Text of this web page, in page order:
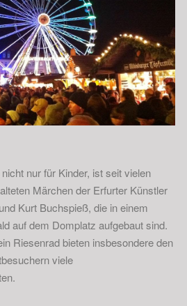
nur für Kinder, ist seit vielen
Märchen der Erfurter Künstler
Kurt Buchspieß, die in einem
auf dem Domplatz aufgebaut sind.
Riesenrad bieten insbesondere den
viele